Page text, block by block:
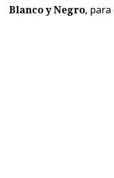
Blanco y Negro, para